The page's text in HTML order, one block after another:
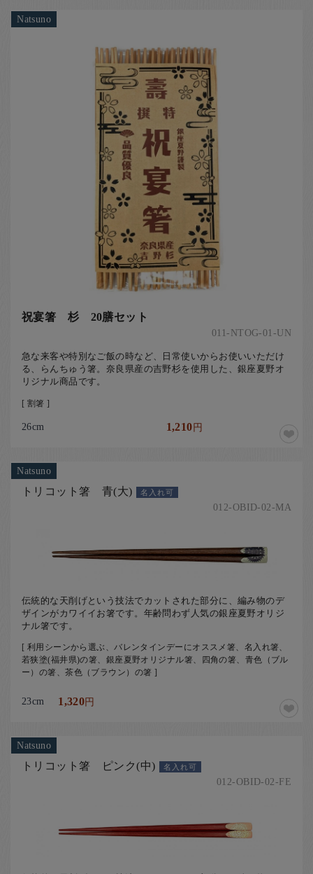
Natsuno
祝宴箸 杉 20膳セット
011-NTOG-01-UN
急な来客や特別なご飯の時など、日常使いからお使いいただけ
る、らんちゅう箸。奈良県産の吉野杉を使用した、銀座夏野オ
リジナル商品です。
[ 割箸 ]
26cm 1,210円
Natsuno
トリコット箸 青(大) 名入れ可
012-OBID-02-MA
伝統的な天削げという技法でカットされた部分に、編み物のデ
ザインがカワイイお箸です。年齢問わず人気の銀座夏野オリジ
ナル箸です。
[ 利用シーンから選ぶ、バレンタインデーにオススメ箸、名入れ箸、
若狭塗(福井県)の箸、銀座夏野オリジナル箸、四角の箸、青色（ブル
ー）の箸、茶色（ブラウン）の箸 ]
23cm 1,320円
Natsuno
トリコット箸 ピンク(中) 名入れ可
012-OBID-02-FE